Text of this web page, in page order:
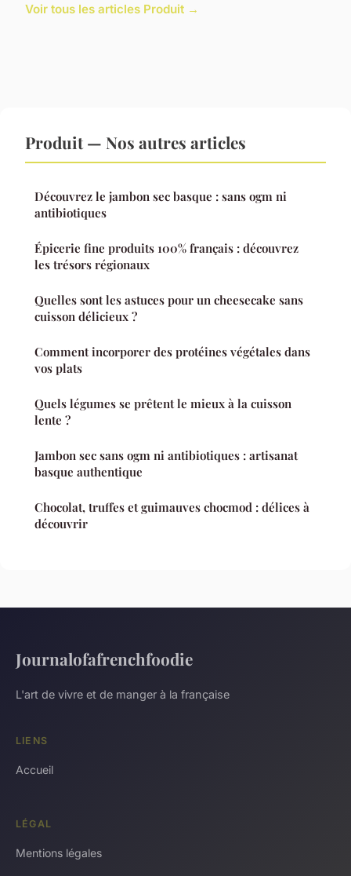
Voir tous les articles Produit →
Produit — Nos autres articles
Découvrez le jambon sec basque : sans ogm ni
antibiotiques
Épicerie fine produits 100% français : découvrez
les trésors régionaux
Quelles sont les astuces pour un cheesecake sans
cuisson délicieux ?
Comment incorporer des protéines végétales dans
vos plats
Quels légumes se prêtent le mieux à la cuisson
lente ?
Jambon sec sans ogm ni antibiotiques : artisanat
basque authentique
Chocolat, truffes et guimauves chocmod : délices à
découvrir
Journalofafrenchfoodie
L'art de vivre et de manger à la française
LIENS
Accueil
LÉGAL
Mentions légales